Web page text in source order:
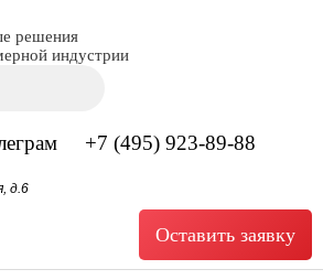
решения
индустрии
+7 (495) 923-89-88
д.6
Оставить заявку